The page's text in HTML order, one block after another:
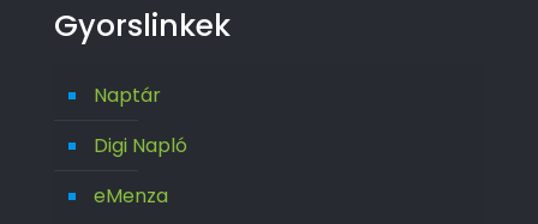
Gyorslinkek
Naptár
Digi Napló
eMenza